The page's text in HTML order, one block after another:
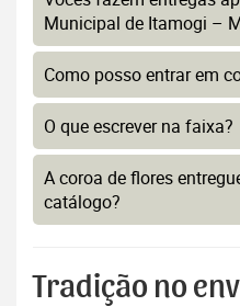
Municipal de Itamogi –
Como posso entrar em
O que escrever na faixa?
A coroa de flores
catálogo?
Tradição no